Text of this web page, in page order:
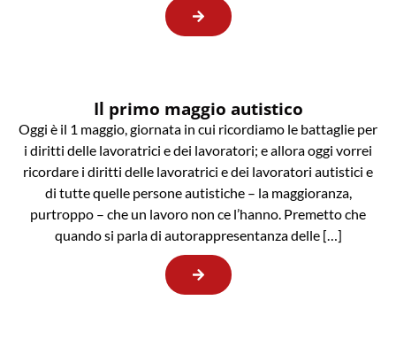
Il primo maggio autistico
Oggi è il 1 maggio, giornata in cui ricordiamo le battaglie per
i diritti delle lavoratrici e dei lavoratori; e allora oggi vorrei
ricordare i diritti delle lavoratrici e dei lavoratori autistici e
di tutte quelle persone autistiche – la maggioranza,
purtroppo – che un lavoro non ce l’hanno. Premetto che
quando si parla di autorappresentanza delle […]